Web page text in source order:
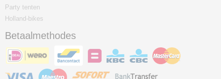
Party tenten
Holland-bikes
Betaalmethodes